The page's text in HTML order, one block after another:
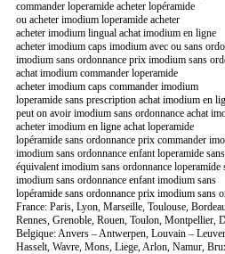
commander loperamide acheter lopéramide
ou acheter imodium loperamide acheter
acheter imodium lingual achat imodium en ligne
acheter imodium caps imodium avec ou sans
imodium sans ordonnance prix imodium sans
achat imodium commander loperamide
acheter imodium caps commander imodium
loperamide sans prescription achat imodium en
peut on avoir imodium sans ordonnance achat
acheter imodium en ligne achat loperamide
lopéramide sans ordonnance prix commander
imodium sans ordonnance enfant loperamide
équivalent imodium sans ordonnance loperamide
imodium sans ordonnance enfant imodium sans
lopéramide sans ordonnance prix imodium sans
France: Paris, Lyon, Marseille, Toulouse,
Rennes, Grenoble, Rouen, Toulon, Montpellier,
Belgique: Anvers – Antwerpen, Louvain –
Hasselt, Wavre, Mons, Liege, Arlon, Namur,